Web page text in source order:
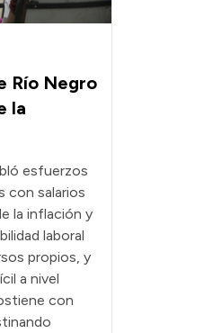
Río Negro
la
esfuerzos
con salarios
la inflación y
laboral
propios, y
a nivel
con